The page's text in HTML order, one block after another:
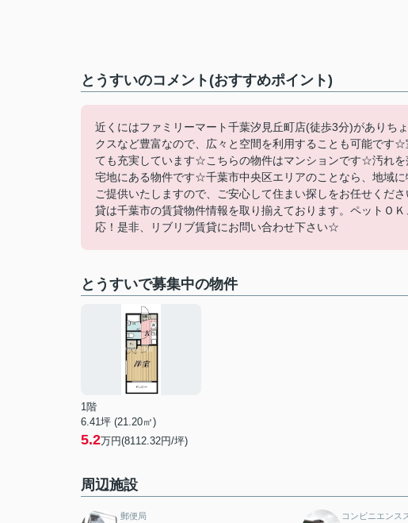
とうすいのコメント(おすすめポイント)
近くにはファミリーマート千葉汐見丘町店(徒歩3分)があり
クスなど豊富なので、広々と空間を利用することも可能です
ても充実しています☆こちらの物件はマンションです☆汚れ
宅地にある物件です☆千葉市中央区エリアのことなら、地域
ご提供いたしますので、ご安心して住まい探しをお任せく
貸は千葉市の賃貸物件情報を取り揃えております。ペットＯ
応！是非、リブリブ賃貸にお問い合わせ下さい☆
とうすいで募集中の物件
1階
6.41坪 (21.20㎡)
5.2万円(8112.32円/坪)
周辺施設
郵便局 コンビニエンス